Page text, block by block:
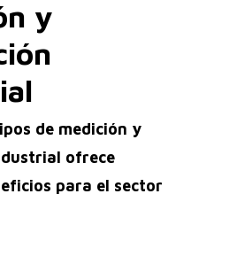
y
de medición y
ofrece
para el sector